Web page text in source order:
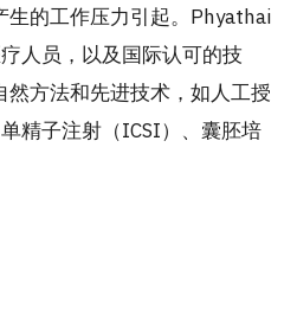
的工作压力引起。Phyathai
人员，以及国际认可的技
方法和先进技术，如人工授
精子注射（ICSI）、囊胚培